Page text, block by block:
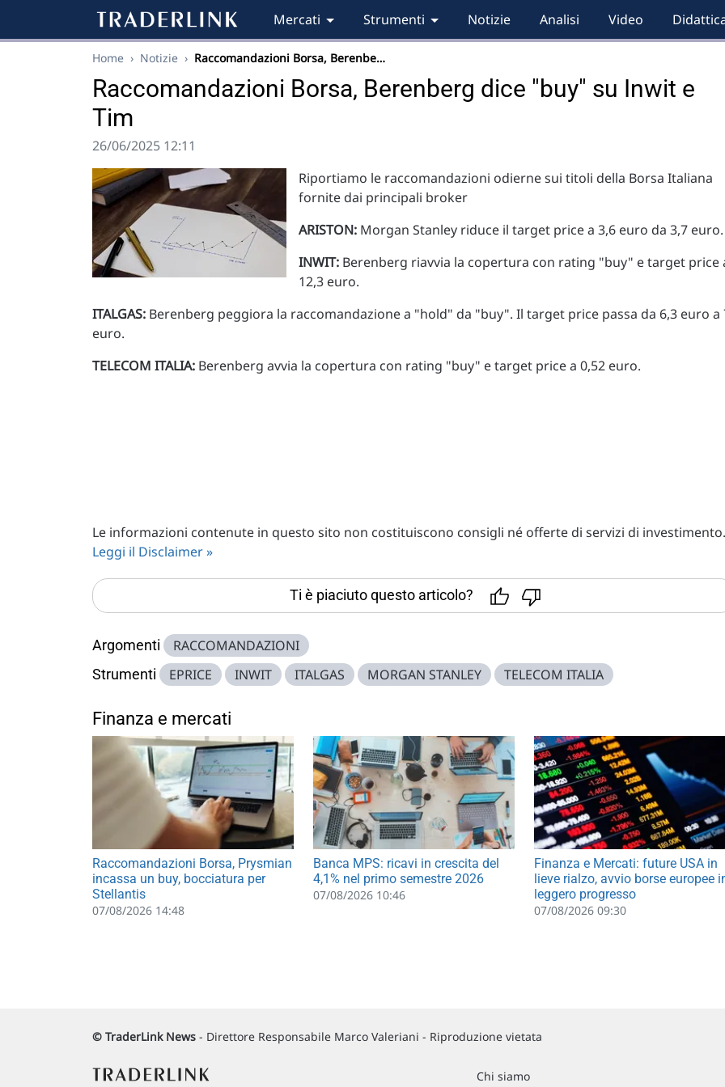
Mercati Strumenti Notizie Analisi Video
Home › Notizie › Raccomandazioni Borsa, Berenbe…
Raccomandazioni Borsa, Berenberg dice "buy" su Inwit e
Tim
26/06/2025 12:11
Riportiamo le raccomandazioni odierne sui titoli della Borsa Italiana
fornite dai principali broker
ARISTON: Morgan Stanley riduce il target price a 3,6 euro da 3,7 euro.
INWIT: Berenberg riavvia la copertura con rating "buy" e target price
12,3 euro.
ITALGAS: Berenberg peggiora la raccomandazione a "hold" da "buy". Il target price passa da 6,3 euro a
euro.
TELECOM ITALIA: Berenberg avvia la copertura con rating "buy" e target price a 0,52 euro.
Le informazioni contenute in questo sito non costituiscono consigli né offerte di servizi di investimento.
Leggi il Disclaimer »
Ti è piaciuto questo articolo?
Argomenti RACCOMANDAZIONI
Strumenti EPRICE INWIT ITALGAS MORGAN STANLEY TELECOM ITALIA
Finanza e mercati
Raccomandazioni Borsa, Prysmian
incassa un buy, bocciatura per
Stellantis
07/08/2026 14:48
Banca MPS: ricavi in crescita del
4,1% nel primo semestre 2026
07/08/2026 10:46
Finanza e Mercati: future USA in
lieve rialzo, avvio borse europee
leggero progresso
07/08/2026 09:30
© TraderLink News - Direttore Responsabile Marco Valeriani - Riproduzione vietata
Chi siamo